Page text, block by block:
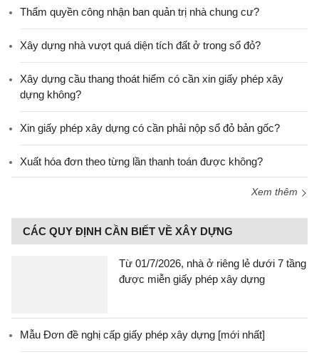
Thẩm quyền công nhận ban quản trị nhà chung cư?
Xây dựng nhà vượt quá diện tích đất ở trong sổ đỏ?
Xây dựng cầu thang thoát hiểm có cần xin giấy phép xây
dựng không?
Xin giấy phép xây dựng có cần phải nộp sổ đỏ bản gốc?
Xuất hóa đơn theo từng lần thanh toán được không?
Xem thêm
CÁC QUY ĐỊNH CẦN BIẾT VỀ XÂY DỰNG
Từ 01/7/2026, nhà ở riêng lẻ dưới 7 tầng
được miễn giấy phép xây dựng
Mẫu Đơn đề nghị cấp giấy phép xây dựng [mới nhất]